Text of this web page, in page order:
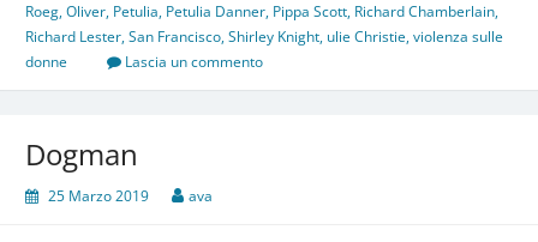
Roeg,Oliver, Petulia, Petulia Danner, Pippa Scott, Richard Chamberlain,
Richard Lester,San Francisco,Shirley Knight, ulie Christie,violenza sulle
donne
Lascia un commento
Dogman
25 Marzo 2019 ava